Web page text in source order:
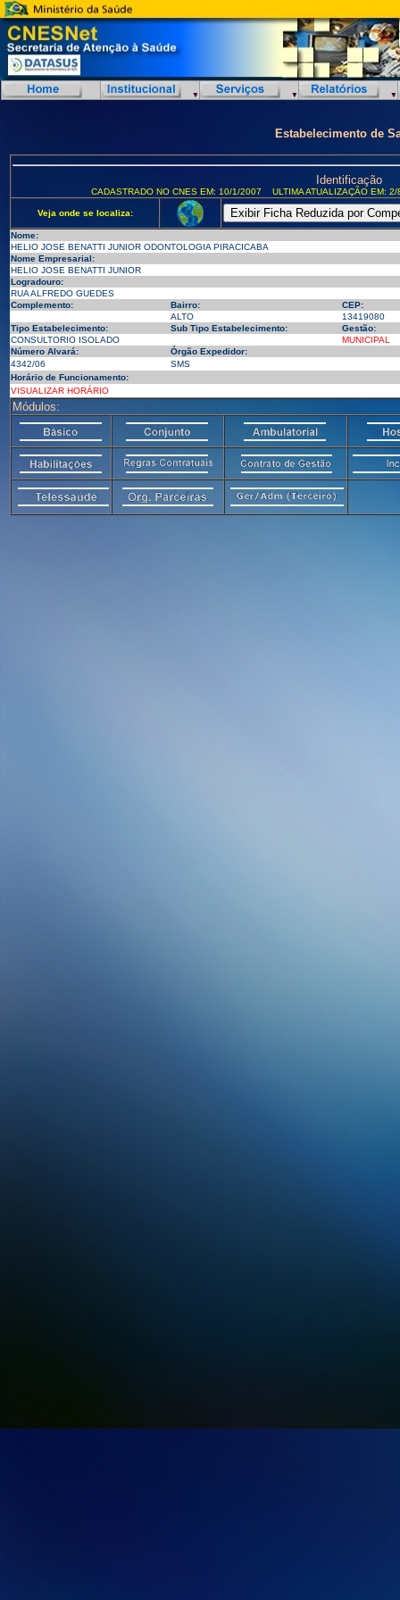
Estabelecimento de
Identificação
CADASTRADO NO CNES EM: 10/1/2007 ULTIMA ATUALIZAÇÃO EM:
Veja onde se localiza:
Nome:
HELIO JOSE BENATTI JUNIOR ODONTOLOGIA PIRACICABA
Nome Empresarial:
HELIO JOSE BENATTI JUNIOR
Logradouro:
RUA ALFREDO GUEDES
Complemento:
Bairro:
CEP:
ALTO
13419080
Tipo Estabelecimento:
Sub Tipo Estabelecimento:
Gestão:
CONSULTORIO ISOLADO
MUNICIPAL
Número Alvará:
Órgão Expedidor:
4342/06
SMS
Horário de Funcionamento:
VISUALIZAR HORÁRIO
Módulos: